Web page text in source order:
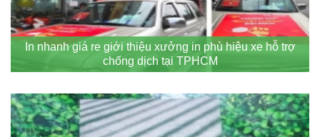
In nhanh giá re giới thiệu xưởng in phù hiệu xe hỗ trợ
chống dịch tại TPHCM